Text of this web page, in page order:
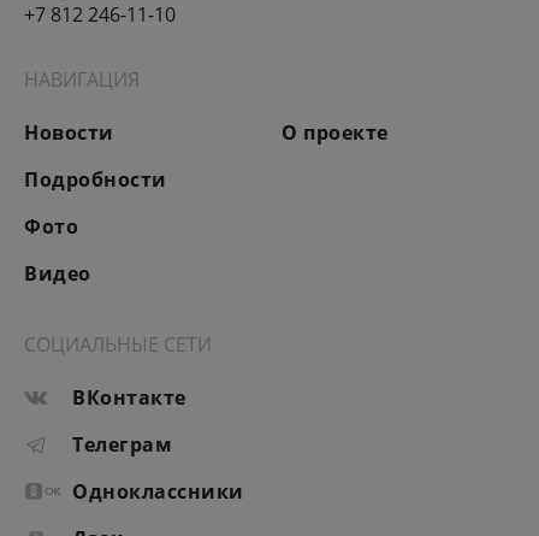
+7 812 246-11-10
НАВИГАЦИЯ
Новости
Подробности
Фото
Видео
О проекте
СОЦИАЛЬНЫЕ СЕТИ
ВКонтакте
Телеграм
Одноклассники